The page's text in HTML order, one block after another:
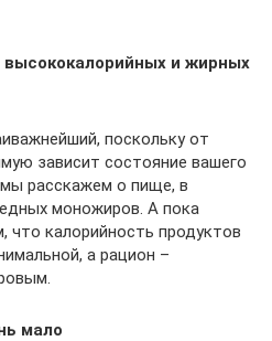
и жирных
поскольку от
зависит состояние вашего
расскажем о пище, в
моножиров. А пока
что калорийность продуктов
а рацион –
мало